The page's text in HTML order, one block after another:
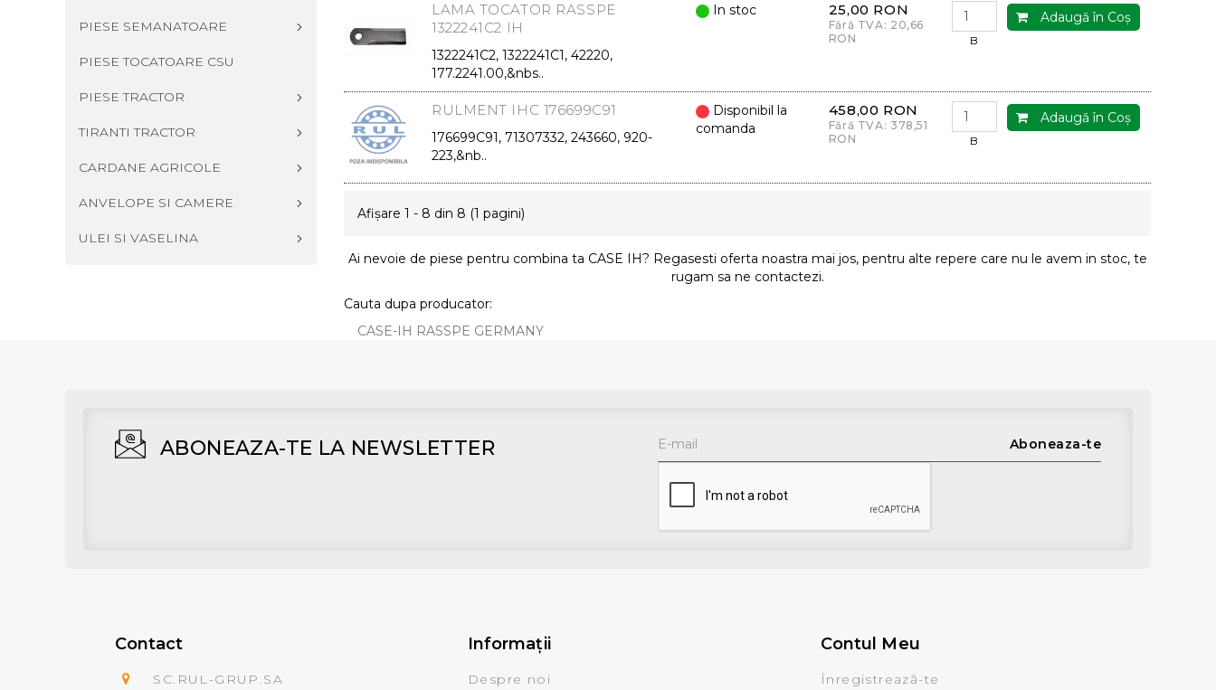
PIESE SEMANATOARE
PIESE TOCATOARE CSU
PIESE TRACTOR
TIRANTI TRACTOR
CARDANE AGRICOLE
ANVELOPE SI CAMERE
ULEI SI VASELINA
LAMA TOCATOR RASSPE
1322241C2 IH
1322241C2, 1322241C1, 42220,
177.2241.00,&nbs..
In stoc 25,00 RON
Fără TVA: 20,66
RON
Adaugă în Coş
B
RULMENT IHC 176699C91
176699C91, 71307332, 243660, 920-
223,&nb..
Disponibil la
comanda
458,00 RON
Fără TVA: 378,51
RON
Adaugă în Coş
B
Afişare 1 - 8 din 8 (1 pagini)
Ai nevoie de piese pentru combina ta CASE IH? Regasesti oferta noastra mai jos, pentru alte repere care nu le avem in stoc, te
rugam sa ne contactezi.
Cauta dupa producator:
CASE-IH RASSPE GERMANY
ABONEAZA-TE LA NEWSLETTER Aboneaza-te
Contact
SC.RUL-GRUP.SA
Informaţii
Despre noi
Contul Meu
Înregistrează-te